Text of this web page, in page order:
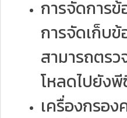
การจัดการ
การจัดเก็บ
สามารถตร
โหลดไปยัง
เครื่องกรอ